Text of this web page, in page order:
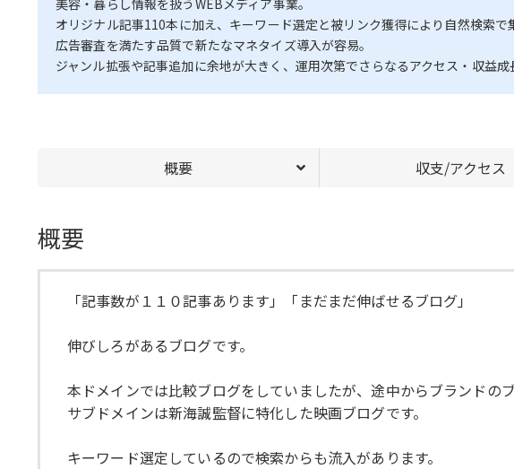
オリジナル記事110本に加え、キーワード選定と被リンク獲得により自然検索で
広告審査を満たす品質で新たなマネタイズ導入が容易。
ジャンル拡張や記事追加に余地が大きく、運用次第でさらなるアクセス・収益成
概要 収支/アクセス
概要
「記事数が１１０記事あります」「まだまだ伸ばせるブログ」
伸びしろがあるブログです。
本ドメインでは比較ブログをしていましたが、途中からブランドのブ
サブドメインは新海誠監督に特化した映画ブログです。
キーワード選定しているので検索からも流入があります。